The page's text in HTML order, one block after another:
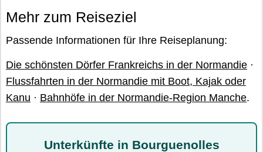
Mehr zum Reiseziel
Passende Informationen für Ihre Reiseplanung:
Die schönsten Dörfer Frankreichs in der Normandie ·
Flussfahrten in der Normandie mit Boot, Kajak oder
Kanu · Bahnhöfe in der Normandie-Region Manche.
Unterkünfte in Bourguenolles